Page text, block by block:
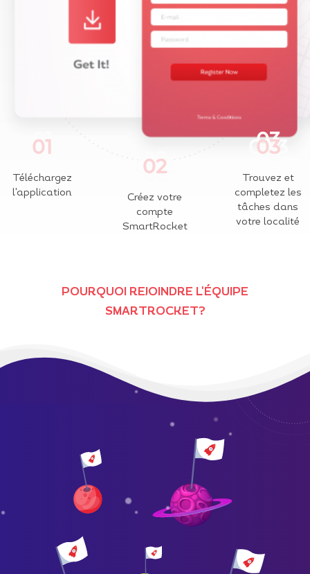
01
Téléchargez
l'application
02
Créez votre
compte
SmartRocket
03
Trouvez et
completez les
tâches dans
votre localité
POURQUOI REJOINDRE L'ÉQUIPE
SMARTROCKET?